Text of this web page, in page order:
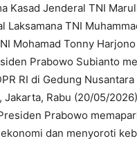
Kasad Jenderal TNI
Laksamana TNI
Mohamad Tonny Harjono
Prabowo Subianto
RI di Gedung Nusantara
Jakarta, Rabu (20/05/
Prabowo
dan menyoroti